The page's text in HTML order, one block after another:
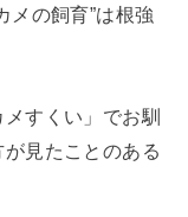
メの飼育”は根強
すくい」でお馴
見たことのある